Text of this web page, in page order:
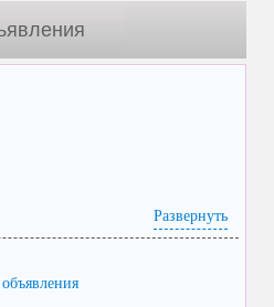
Развернуть